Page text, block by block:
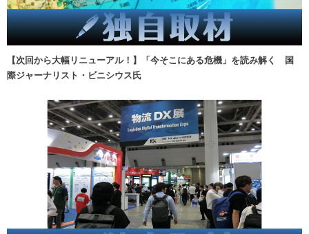
【次回から大幅リニューアル！】「今そこにある危機」を読み解く 国
際ジャーナリスト・ビニシウス氏